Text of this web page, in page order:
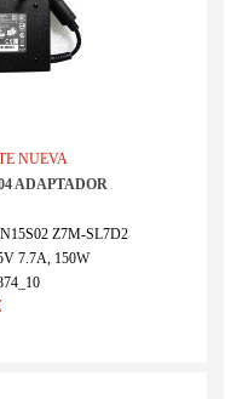
NUEVA
ADAPTADOR
Z7M-SL7D2
7.7A, 150W